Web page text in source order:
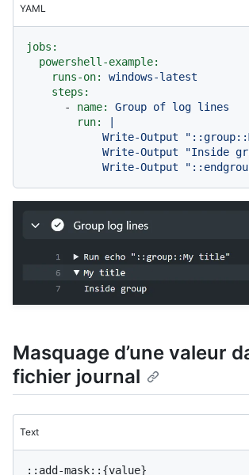
YAML
jobs:
powershell-example:
runs-on:
windows-latest
steps:
-
name: Group of log lines
run:
Masquage d’une valeur
fichier journal
Text